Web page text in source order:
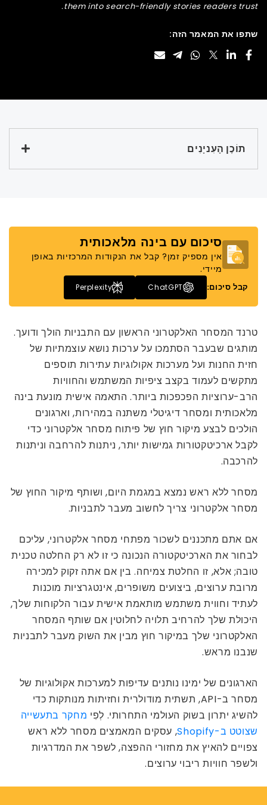
them into search-friendly stories readers trust.
שתפו את המאמר הזה:
תוֹכֶן הָעִניָנִים
סיכום עם בינה מלאכותית
אין מספיק זמן? קבל את הנקודות המרכזיות באופן
מיידי.
קבל סיכום: ChatGPT
Perplexity
טרנד המסחר האלקטרוני הראשון עם התבניות הולך ודועך.
מותגים שבעבר הסתמכו על ערכות נושא עוצמתיות של
חזית החנות ועל מערכות אקולוגיות עתירות תוספים
מתקשים לעמוד בקצב ציפיות המשתמש והחוויות
הרב-ערוציות הפכפכות ביותר. התאמה אישית מונעת בינה
מלאכותית ומסחר דיגיטלי משתנה במהירות, וארגונים
הולכים לבצע מיקור חוץ של פיתוח מסחר אלקטרוני כדי
לקבל ארכיטקטורות גמישות יותר, ניתנות להרחבה וניתנות
להרכבה.
מסחר ללא ראש נמצא במגמת היום, ושותף מיקור החוץ של
מסחר אלקטרוני צריך לחשוב מעבר לתבניות.
אם אתם מתכננים לשכור מפתחי מסחר אלקטרוני, עליכם
לבחור את הארכיטקטורה הנכונה כי זו לא רק החלטה טכנית
טובה; אלא, זו החלטת צמיחה. בין אם אתה זקוק למכירה
מרובת ערוצים, ביצועים משופרים, אינטגרציות מוכנות
לעתיד וחווית משתמש מותאמת אישית עבור הלקוחות שלך,
היכולת שלך להרחיב תלויה לחלוטין אם שותף המסחר
האלקטרוני שלך במיקור חוץ מבין את השוק מעבר לתבניות
שנבנו מראש.
הארגונים של ימינו נותנים עדיפות למערכות אקולוגיות של
מסחר ב-API, תשתית מודולרית וחזיתות מנותקות כדי
להשיג יתרון בשוק העולמי התחרותי. לְפִי מחקר בתעשייה
שצוטט ב-Shopify
, עסקים המאמצים מסחר ללא ראש
צפויים להאיץ את מחזורי ההפצה, לשפר את המדרגיות
ולשפר חוויות ריבוי ערוצים.